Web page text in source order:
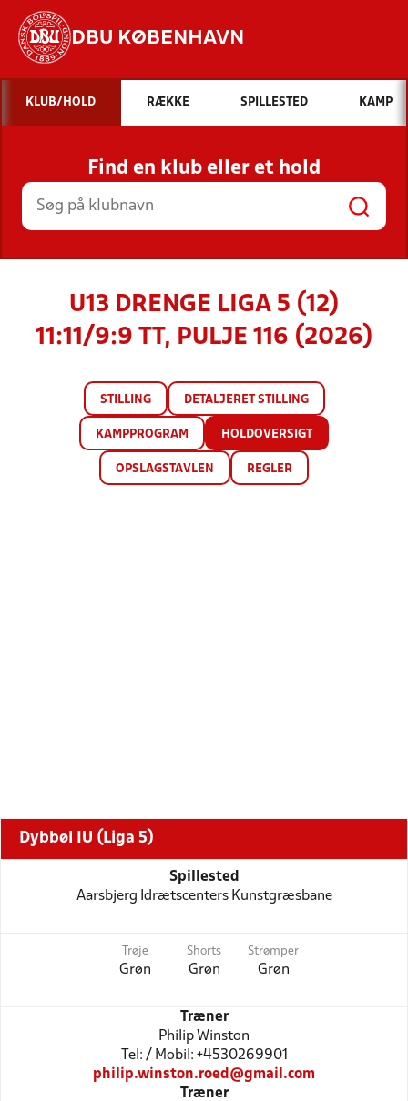
DBU KØBENHAVN
Hvad vil du søge efter?
INDHOLD OG NYHEDER
STILLINGER, RESULTATER, KLUBBER OG
HOLD
KLUB/HOLD RÆKKE SPILLESTED KAMP
Find en klub eller et hold
U13 DRENGE LIGA 5 (12)
11:11/9:9 TT, PULJE 116 (2026)
STILLING DETALJERET STILLING
KAMPPROGRAM HOLDOVERSIGT
OPSLAGSTAVLEN REGLER
Dybbøl IU (Liga 5)
Spillested
Aarsbjerg Idrætscenters Kunstgræsbane
Trøje
Grøn
Shorts
Grøn
Strømper
Grøn
Træner
Philip Winston
Tel: / Mobil: +4530269901
philip.winston.roed@gmail.com
Træner